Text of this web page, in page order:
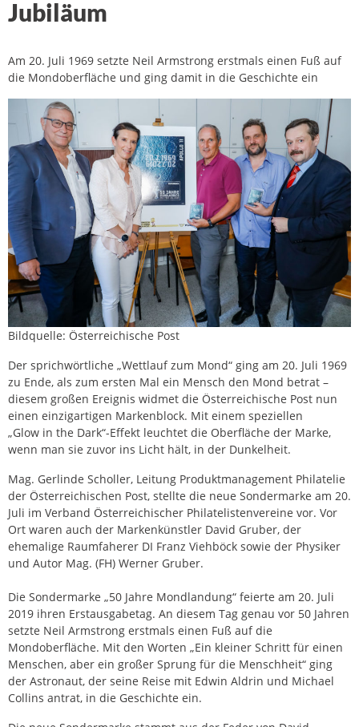
Jubiläum
Am 20. Juli 1969 setzte Neil Armstrong erstmals einen Fuß auf
die Mondoberfläche und ging damit in die Geschichte ein
Bildquelle: Österreichische Post
Der sprichwörtliche „Wettlauf zum Mond“ ging am 20. Juli 1969
zu Ende, als zum ersten Mal ein Mensch den Mond betrat –
diesem großen Ereignis widmet die Österreichische Post nun
einen einzigartigen Markenblock. Mit einem speziellen
„Glow in the Dark“-Effekt leuchtet die Oberfläche der Marke,
wenn man sie zuvor ins Licht hält, in der Dunkelheit.
Mag. Gerlinde Scholler, Leitung Produktmanagement Philatelie
der Österreichischen Post, stellte die neue Sondermarke am 20.
Juli im Verband Österreichischer Philatelistenvereine vor. Vor
Ort waren auch der Markenkünstler David Gruber, der
ehemalige Raumfaherer DI Franz Viehböck sowie der Physiker
und Autor Mag. (FH) Werner Gruber.
Die Sondermarke „50 Jahre Mondlandung“ feierte am 20. Juli
2019 ihren Erstausgabetag. An diesem Tag genau vor 50 Jahren
setzte Neil Armstrong erstmals einen Fuß auf die
Mondoberfläche. Mit den Worten „Ein kleiner Schritt für einen
Menschen, aber ein großer Sprung für die Menschheit“ ging
der Astronaut, der seine Reise mit Edwin Aldrin und Michael
Collins antrat, in die Geschichte ein.